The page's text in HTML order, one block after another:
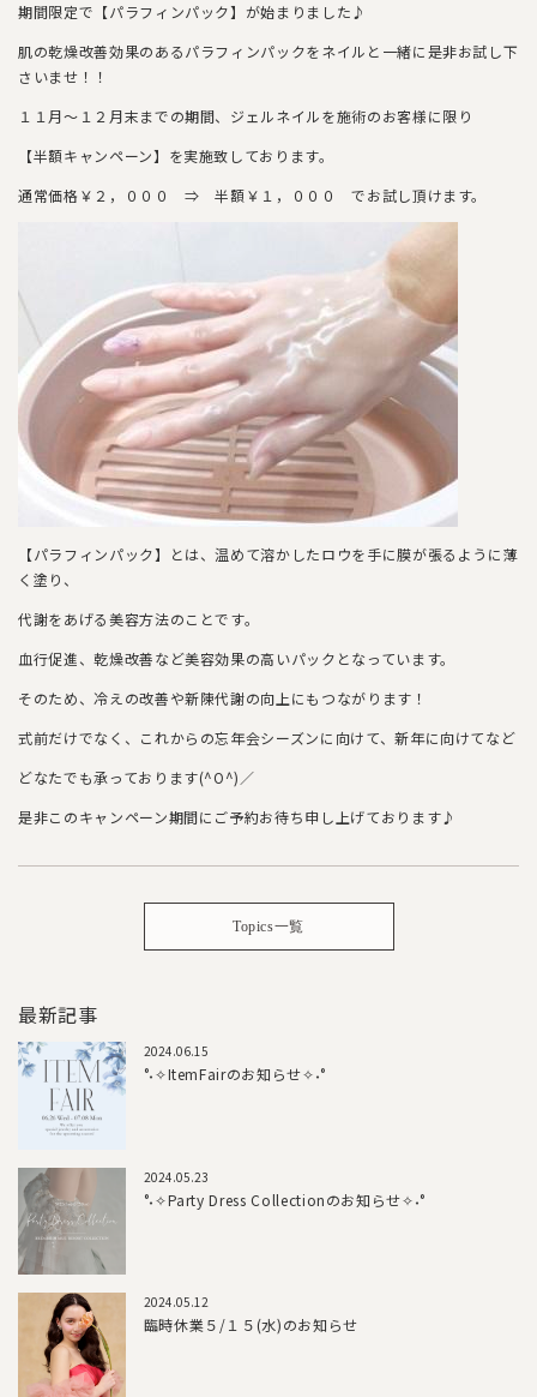
期間限定で【パラフィンパック】が始まりました♪
肌の乾燥改善効果のあるパラフィンパックをネイルと一緒に是非お試し下
さいませ！！
１１月～１２月末までの期間、ジェルネイルを施術のお客様に限り
【半額キャンペーン】を実施致しております。
通常価格￥２，０００ ⇒ 半額￥１，０００ でお試し頂けます。
【パラフィンパック】とは、温めて溶かしたロウを手に膜が張るように薄
く塗り、
代謝をあげる美容方法のことです。
血行促進、乾燥改善など美容効果の高いパックとなっています。
そのため、冷えの改善や新陳代謝の向上にもつながります！
式前だけでなく、これからの忘年会シーズンに向けて、新年に向けてなど
どなたでも承っております(^O^)／
是非このキャンペーン期間にご予約お待ち申し上げております♪
Topics一覧
最新記事
2024.06.15
°˖✧ItemFairのお知らせ✧˖°
2024.05.23
°˖✧Party Dress Collectionのお知らせ✧˖°
2024.05.12
臨時休業５/１５(水)のお知らせ